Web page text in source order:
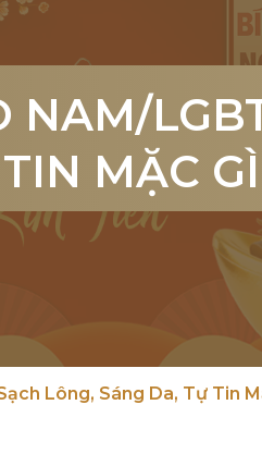
NAM/
MẶC
NAM/
MẶC
NAM/
MẶC
Lông, Sáng Da, Tự Tin